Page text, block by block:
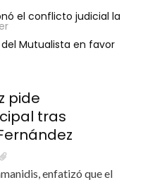
el conflicto judicial la
Mutualista en favor
pide
tras
enfatizó que el